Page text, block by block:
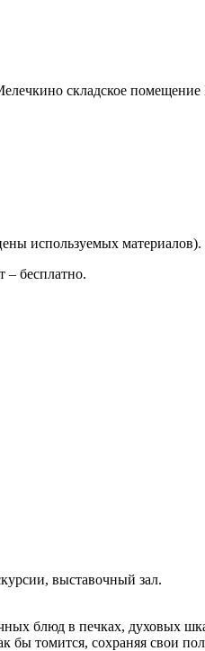
складское
используемых материалов).
– бесплатно.
выставочный зал.
блюд в печках, духовых
бы томится, сохраняя свои